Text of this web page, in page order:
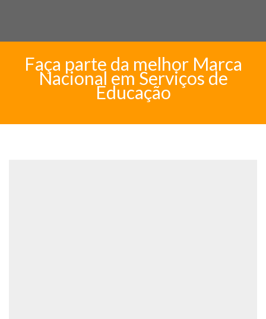
Faça parte da melhor Marca
Nacional em Serviços de
Educação